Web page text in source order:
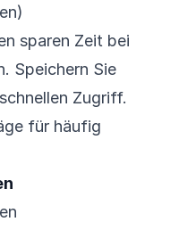
sparen Zeit bei
Speichern Sie
Zugriff.
für häufig